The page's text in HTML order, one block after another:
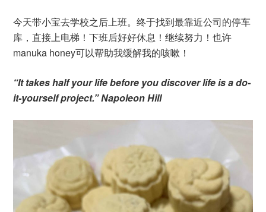
今天带小宝去学校之后上班。终于找到最靠近公司的停车
库，直接上电梯！下班后好好休息！继续努力！也许
manuka honey可以帮助我缓解我的咳嗽！
“It takes half your life before you discover life is a do-
it-yourself project.” Napoleon Hill